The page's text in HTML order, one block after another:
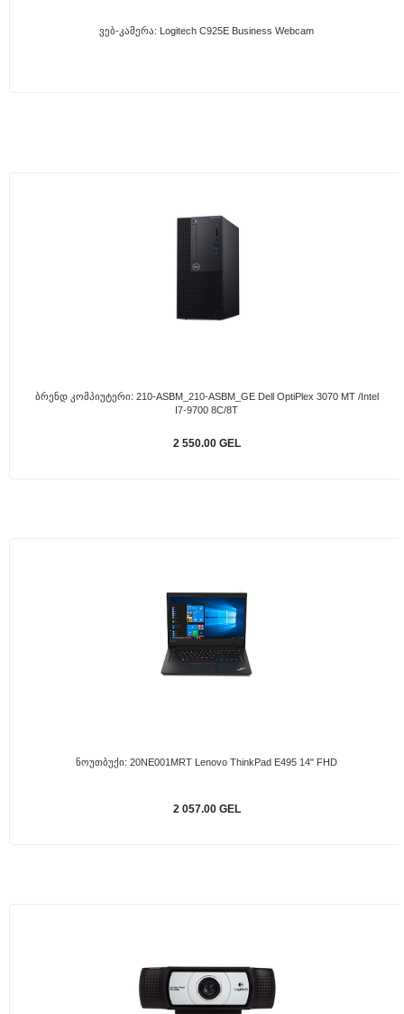
Ვებ-Კამერა: Logitech C925E Business Webcam
Ბრენდ Კომპიუტერი: 210-ASBM_210-ASBM_GE Dell OptiPlex 3070 MT /Intel
I7-9700 8C/8T
2 550.00 GEL
Ნოუთბუქი: 20NE001MRT Lenovo ThinkPad E495 14" FHD
2 057.00 GEL